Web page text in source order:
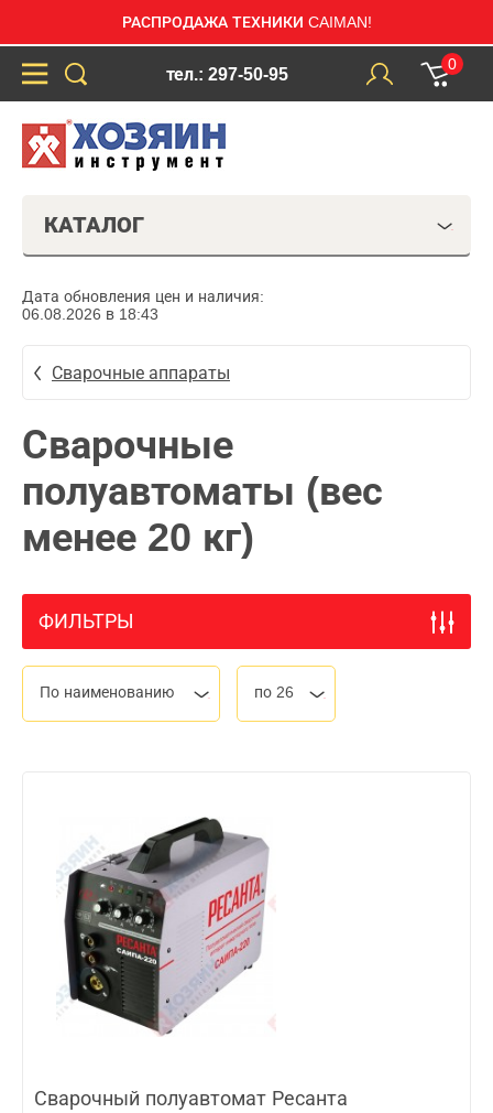
РАСПРОДАЖА ТЕХНИКИ CAIMAN!
тел.: 297-50-95
0
КАТАЛОГ
Дата обновления цен и наличия:
06.08.2026 в 18:43
Сварочные аппараты
Сварочные
полуавтоматы (вес
менее 20 кг)
ФИЛЬТРЫ
По наименованию по 26
Сварочный полуавтомат Ресанта